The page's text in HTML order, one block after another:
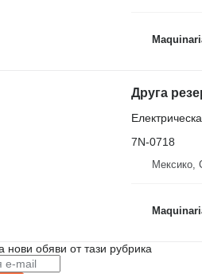
7N-0718
Мексико,
нови обяви от тази рубрика